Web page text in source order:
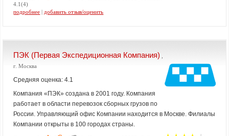
4.1(4)
подробнее | добавить отзыв/оценить
ПЭК (Первая Экспедиционная Компания)
г. Москва
Средняя оценка: 4.1
Компания «ПЭК» создана в 2001 году. Компания
работает в области перевозок сборных грузов по
России. Управляющий офис Компании находится в Москве. Филиалы
Компании открыты в 100 городах страны.